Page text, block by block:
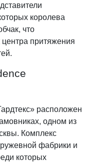
королева
что
центра притяжения
расположен
одном из
Комплекс
фабрики и
которых